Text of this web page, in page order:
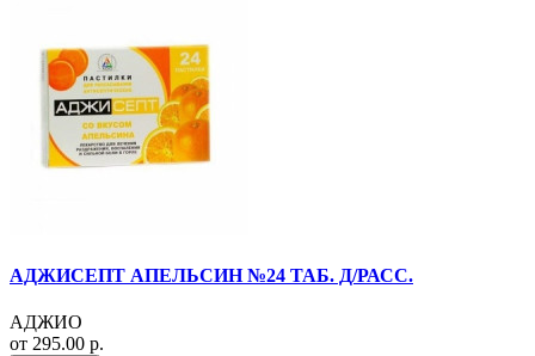
АДЖИСЕПТ АПЕЛЬСИН №24 ТАБ. Д/РАСС.
АДЖИО
от 295.00 р.